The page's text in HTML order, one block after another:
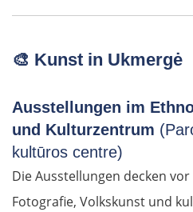
🎨 Kunst in Ukmergė
Ausstellungen im
und Kulturzentrum
kultūros centre)
Die Ausstellungen decken
Fotografie, Volkskunst und